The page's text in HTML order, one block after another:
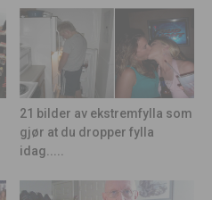
21 bilder av ekstremfylla som
gjør at du dropper fylla
idag.....